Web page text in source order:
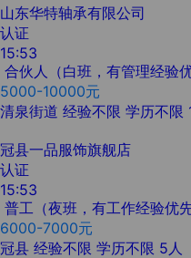
山东华特轴承有限公司
认证
15:53
合伙人（白班，有管理经验
5000-10000元
清泉街道 经验不限 学历不限
冠县一品服饰旗舰店
认证
15:53
普工（夜班，有工作经验优
6000-7000元
冠县 经验不限 学历不限 5人